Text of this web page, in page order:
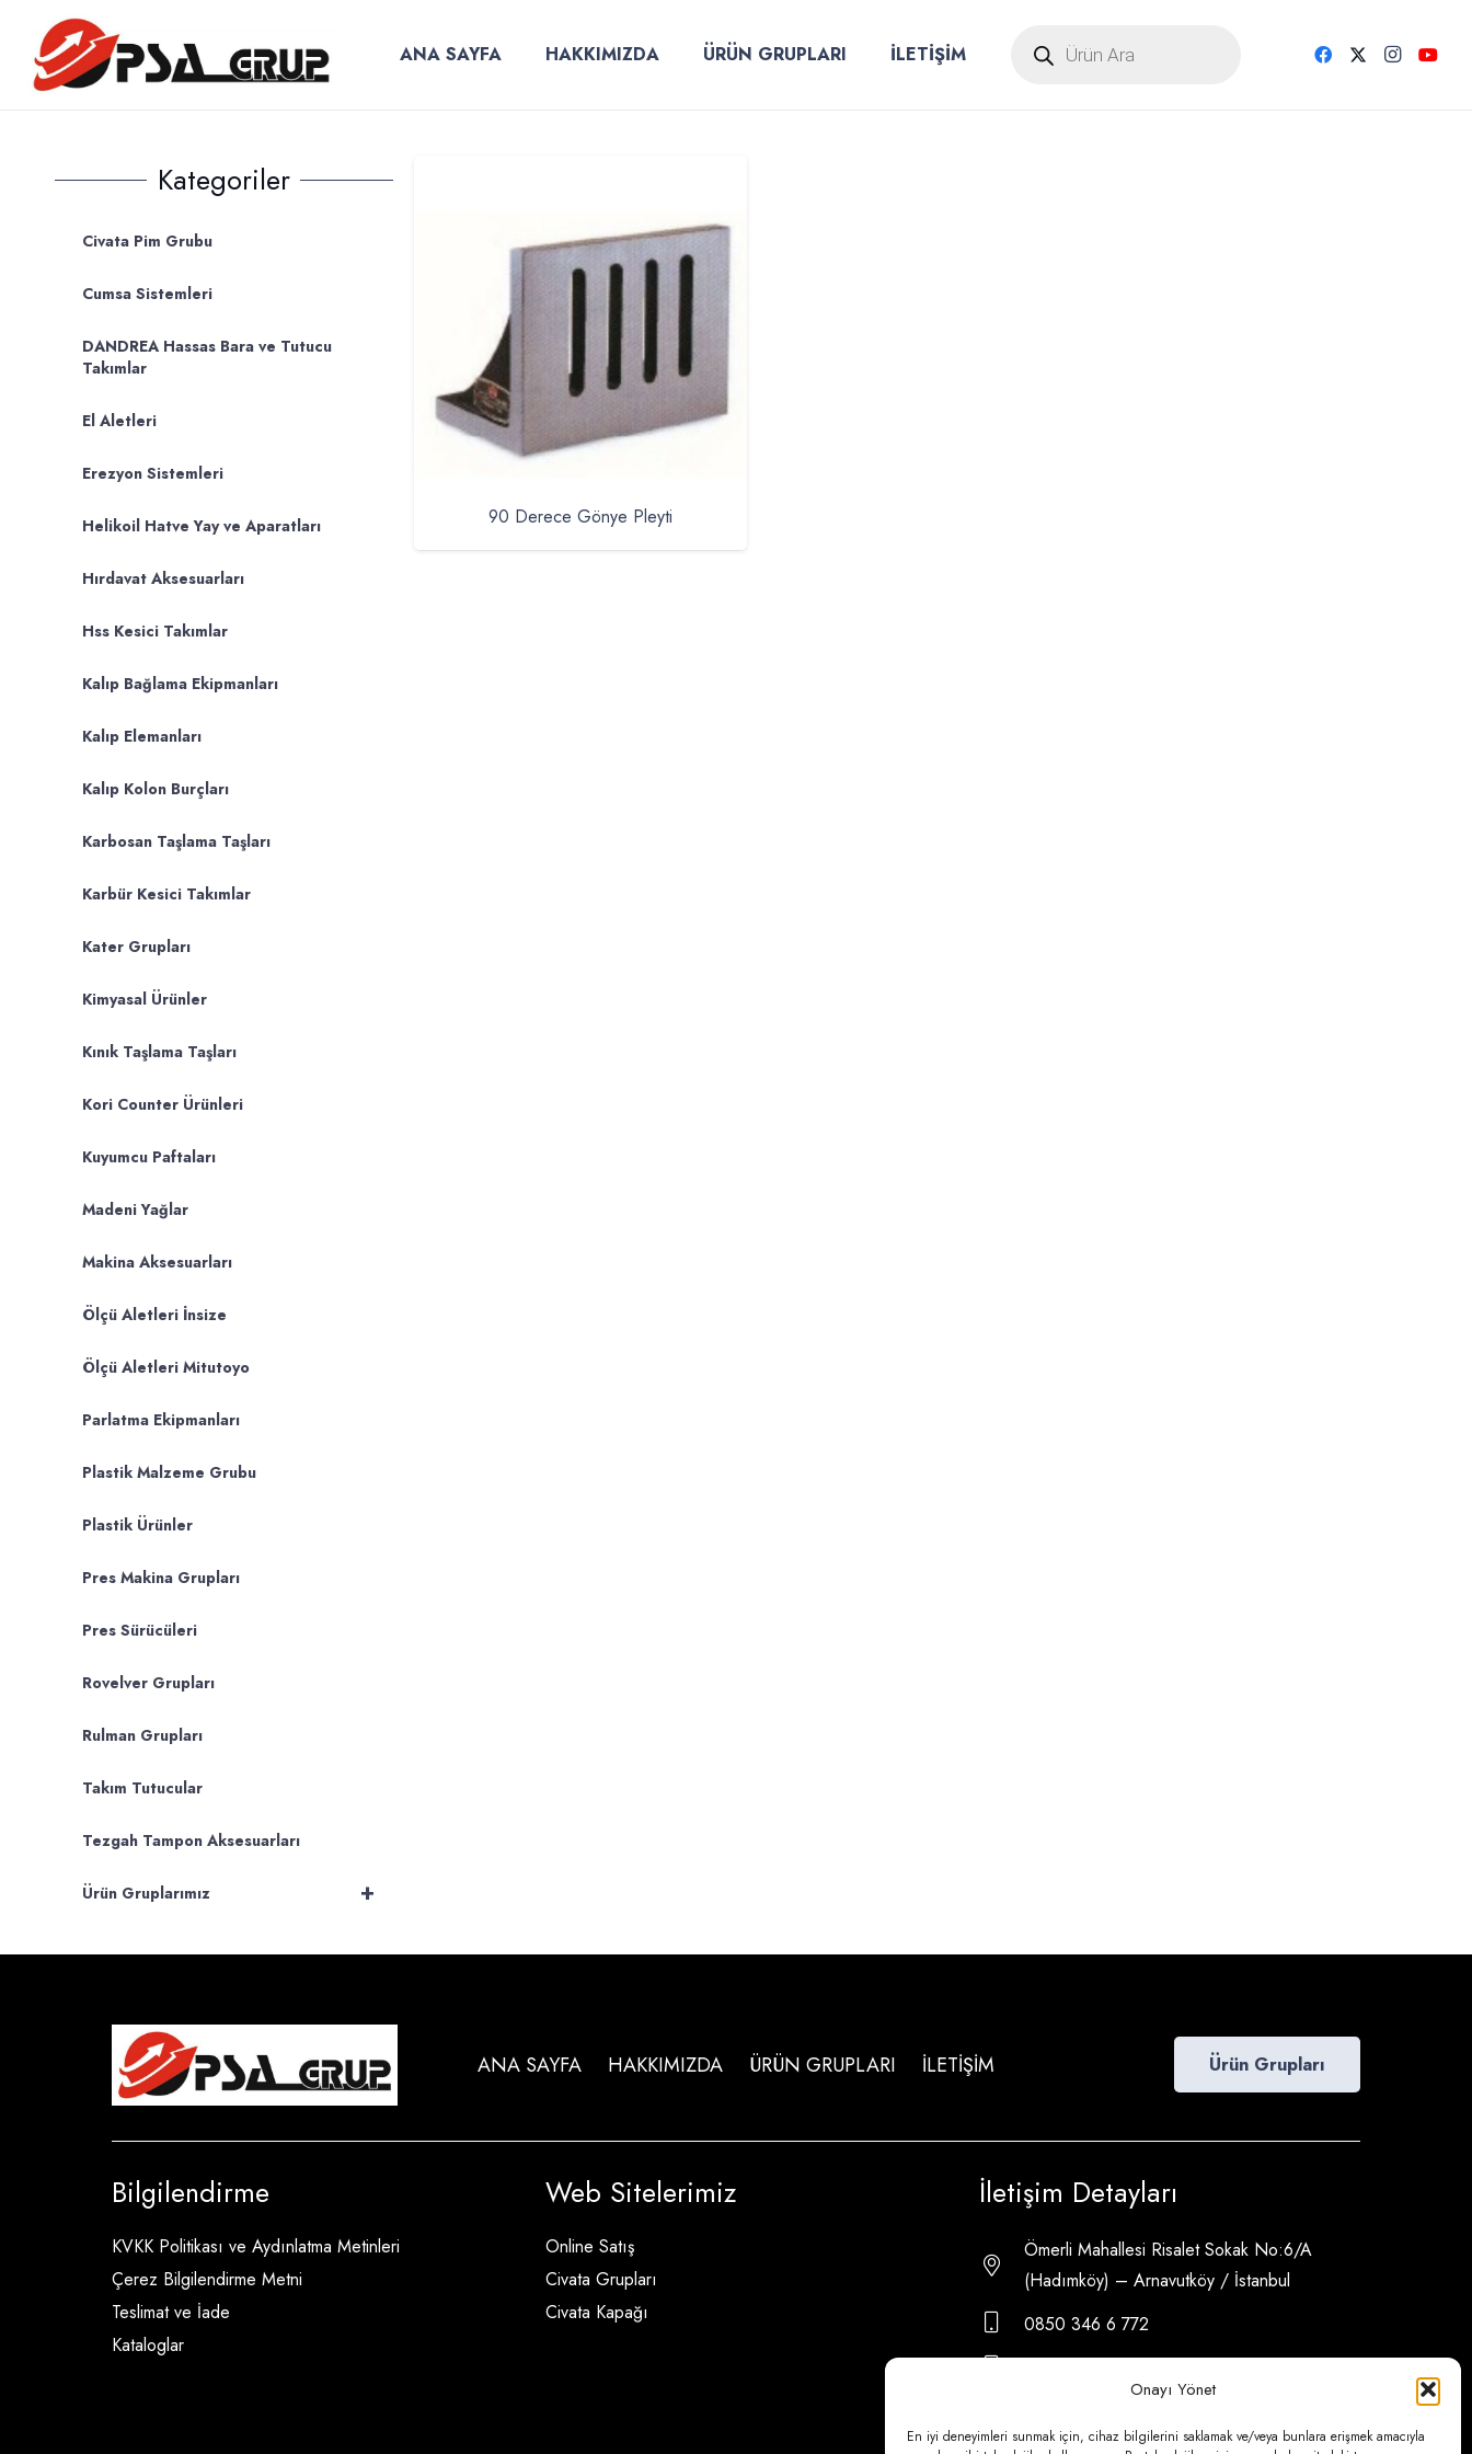
Onayı Yönet
En iyi deneyimleri sunmak için, cihaz bilgilerini saklamak ve/veya bunlara erişmek amacıyla
ANA SAYFA HAKKIMIZDA ÜRÜN GRUPLARI İLETİŞİM search
Kategoriler
Civata Pim Grubu
Cumsa Sistemleri
DANDREA Hassas Bara ve Tutucu
Takımlar
El Aletleri
Erezyon Sistemleri
Helikoil Hatve Yay ve Aparatları
Hırdavat Aksesuarları
Hss Kesici Takımlar
Kalıp Bağlama Ekipmanları
Kalıp Elemanları
Kalıp Kolon Burçları
Karbosan Taşlama Taşları
Karbür Kesici Takımlar
Kater Grupları
Kimyasal Ürünler
Kınık Taşlama Taşları
Kori Counter Ürünleri
Kuyumcu Paftaları
Madeni Yağlar
Makina Aksesuarları
Ölçü Aletleri İnsize
Ölçü Aletleri Mitutoyo
Parlatma Ekipmanları
Plastik Malzeme Grubu
Plastik Ürünler
Pres Makina Grupları
Pres Sürücüleri
Rovelver Grupları
Rulman Grupları
Takım Tutucular
Tezgah Tampon Aksesuarları
+
Ürün Gruplarımız
90 Derece Gönye Pleyti
ANA SAYFA HAKKIMIZDA ÜRÜN GRUPLARI İLETİŞİM Ürün Grupları
Bilgilendirme
KVKK Politikası ve Aydınlatma Metinleri
Çerez Bilgilendirme Metni
Teslimat ve İade
Kataloglar
Web Sitelerimiz
Online Satış
Civata Grupları
Civata Kapağı
İletişim Detayları
Ömerli Mahallesi Risalet Sokak No:6/A
(Hadımköy) – Arnavutköy / İstanbul
0850 346 6 772